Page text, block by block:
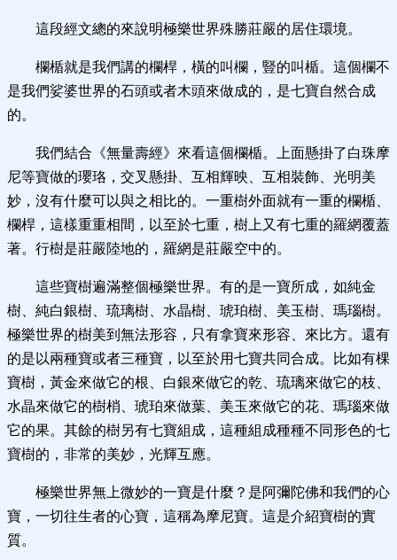
這段經文總的來說明極樂世界殊勝莊嚴的居住環境。
欄楯就是我們講的欄桿，橫的叫欄，豎的叫楯。這個欄不
是我們娑婆世界的石頭或者木頭來做成的，是七寶自然合成
的。
我們結合《無量壽經》來看這個欄楯。上面懸掛了白珠摩
尼等寶做的瓔珞，交叉懸掛、互相輝映、互相裝飾、光明美
妙，沒有什麼可以與之相比的。一重樹外面就有一重的欄楯、
欄桿，這樣重重相間，以至於七重，樹上又有七重的羅網覆蓋
著。行樹是莊嚴陸地的，羅網是莊嚴空中的。
這些寶樹遍滿整個極樂世界。有的是一寶所成，如純金
樹、純白銀樹、琉璃樹、水晶樹、琥珀樹、美玉樹、瑪瑙樹。
極樂世界的樹美到無法形容，只有拿寶來形容、來比方。還有
的是以兩種寶或者三種寶，以至於用七寶共同合成。比如有棵
寶樹，黃金來做它的根、白銀來做它的乾、琉璃來做它的枝、
水晶來做它的樹梢、琥珀來做葉、美玉來做它的花、瑪瑙來做
它的果。其餘的樹另有七寶組成，這種組成種種不同形色的七
寶樹的，非常的美妙，光輝互應。
極樂世界無上微妙的一寶是什麼？是阿彌陀佛和我們的心
寶，一切往生者的心寶，這稱為摩尼寶。這是介紹寶樹的實
質。